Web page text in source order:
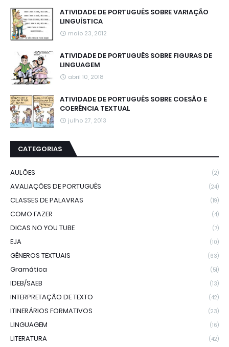
ATIVIDADE DE PORTUGUÊS SOBRE VARIAÇÃO
LINGUÍSTICA
maio 23, 2012
ATIVIDADE DE PORTUGUÊS SOBRE FIGURAS DE
LINGUAGEM
abril 10, 2018
ATIVIDADE DE PORTUGUÊS SOBRE COESÃO E
COERÊNCIA TEXTUAL
julho 27, 2013
CATEGORIAS
AULÕES (2)
AVALIAÇÕES DE PORTUGUÊS (24)
CLASSES DE PALAVRAS (19)
COMO FAZER (4)
DICAS NO YOU TUBE (7)
EJA (10)
GÊNEROS TEXTUAIS (63)
Gramática (51)
IDEB/SAEB (13)
INTERPRETAÇÃO DE TEXTO (42)
ITINERÁRIOS FORMATIVOS (23)
LINGUAGEM (16)
LITERATURA (42)